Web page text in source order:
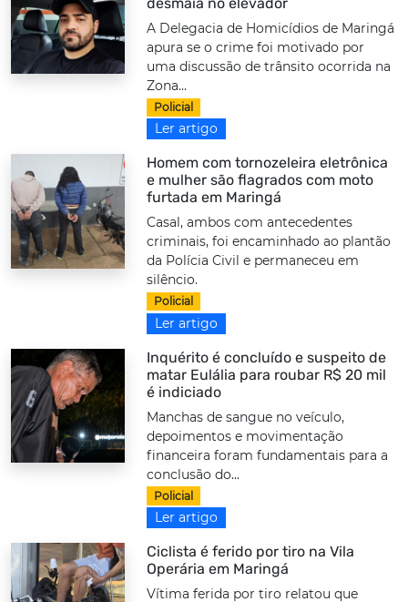
A Delegacia de Homicídios de Maringá
apura se o crime foi motivado por
uma discussão de trânsito ocorrida na
Zona...
Policial
Ler artigo
Homem com tornozeleira eletrônica
e mulher são flagrados com moto
furtada em Maringá
Casal, ambos com antecedentes
criminais, foi encaminhado ao plantão
da Polícia Civil e permaneceu em
silêncio.
Policial
Ler artigo
Inquérito é concluído e suspeito de
matar Eulália para roubar R$ 20 mil
é indiciado
Manchas de sangue no veículo,
depoimentos e movimentação
financeira foram fundamentais para a
conclusão do...
Policial
Ler artigo
Ciclista é ferido por tiro na Vila
Operária em Maringá
Vítima ferida por tiro relatou que